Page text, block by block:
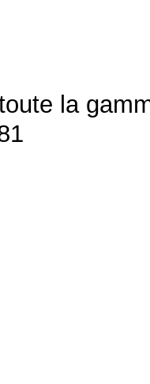
la